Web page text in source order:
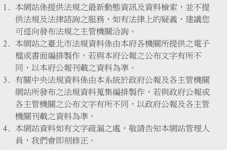
本網站係提供法規之最新動態資訊及資料檢索，並不提
供法規及法律諮詢之服務，如有法律上的疑義，建議您
可逕向發布法規之主管機關洽詢。
本網站之臺北市法規資料係由本府各機關所提供之電子
檔或書面編排製作，若與本府公報之公布文字有所不
同，以本府公報刊載之資料為準。
有關中央法規資料係由本系統於政府公報及各主管機關
網站所發布之法規資料蒐集編排製作，若與政府公報或
各主管機關之公布文字有所不同，以政府公報及各主管
機關刊載之資料為準。
本網站資料如有文字疏漏之處，敬請告知本網站管理人
員，我們會即刻修正。